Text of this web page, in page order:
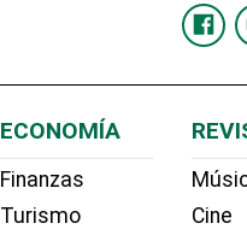
ECONOMÍA
Finanzas
Turismo
Cine